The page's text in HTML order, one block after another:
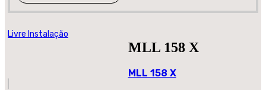
Livre Instalação
MLL 158 X
MLL 158 X